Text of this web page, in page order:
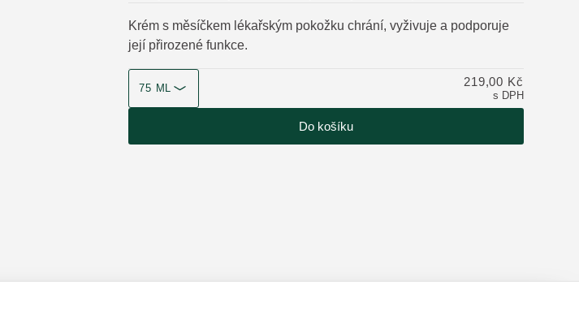
Krém s měsíčkem lékařským pokožku chrání, vyživuje a podporuje
její přirozené funkce.
75 ML
s DPH
219,00 Kč
Do košíku